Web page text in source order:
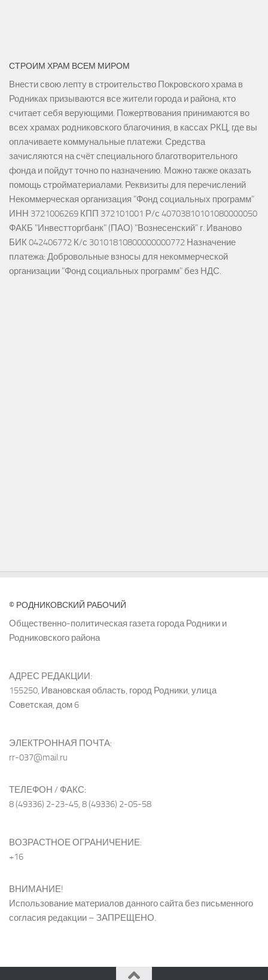
СТРОИМ ХРАМ ВСЕМ МИРОМ
Внести свою лепту в строительство Покровского храма в
Родниках призываются все жители города и района, кто
считает себя верующими. Пожертвования принимаются во
всех храмах родниковского благочиния, в кассах РКЦ, где вы
оплачиваете коммунальные платежи. Средства
зачисляются на счёт специального благотворительного
фонда и пойдут точно по назначению. Можно также оказать
помощь стройматериалами. Реквизиты для перечислений
Некоммерческая организация "Фонд социальных программ"
ИНН 3721006269 КПП 372101001 Р/с 40703810101080000050
ФАКБ "Инвестторгбанк" (ПАО) "Вознесенский" г. Иваново
БИК 042406772 К/с 30101810800000000772 Назначение
платежа: Добровольные взносы для некоммерческой
организации "Фонд социальных программ" без НДС.
© РОДНИКОВСКИЙ РАБОЧИЙ
Общественно-политическая газета города Родники и
Родниковского района
АДРЕС РЕДАКЦИИ:
155250, Ивановская область, город Родники, улица
Советская, дом 6
ЭЛЕКТРОННАЯ ПОЧТА:
rr-037@mail.ru
ТЕЛЕФОН / ФАКС:
8 (49336) 2-23-45, 8 (49336) 2-05-58
ВОЗРАСТНОЕ ОГРАНИЧЕНИЕ:
+16
ВНИМАНИЕ!
Использование материалов данного сайта без письменного
согласия редакции – ЗАПРЕЩЕНО.